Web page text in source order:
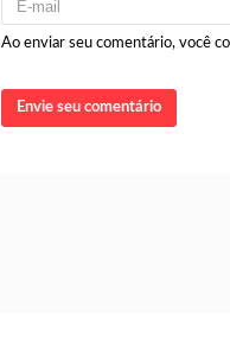
Ao enviar seu comentário, você
Envie seu comentário